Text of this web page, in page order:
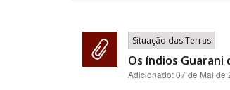
Situação das Terras
Os índios
Adicionado:07 de Mai de